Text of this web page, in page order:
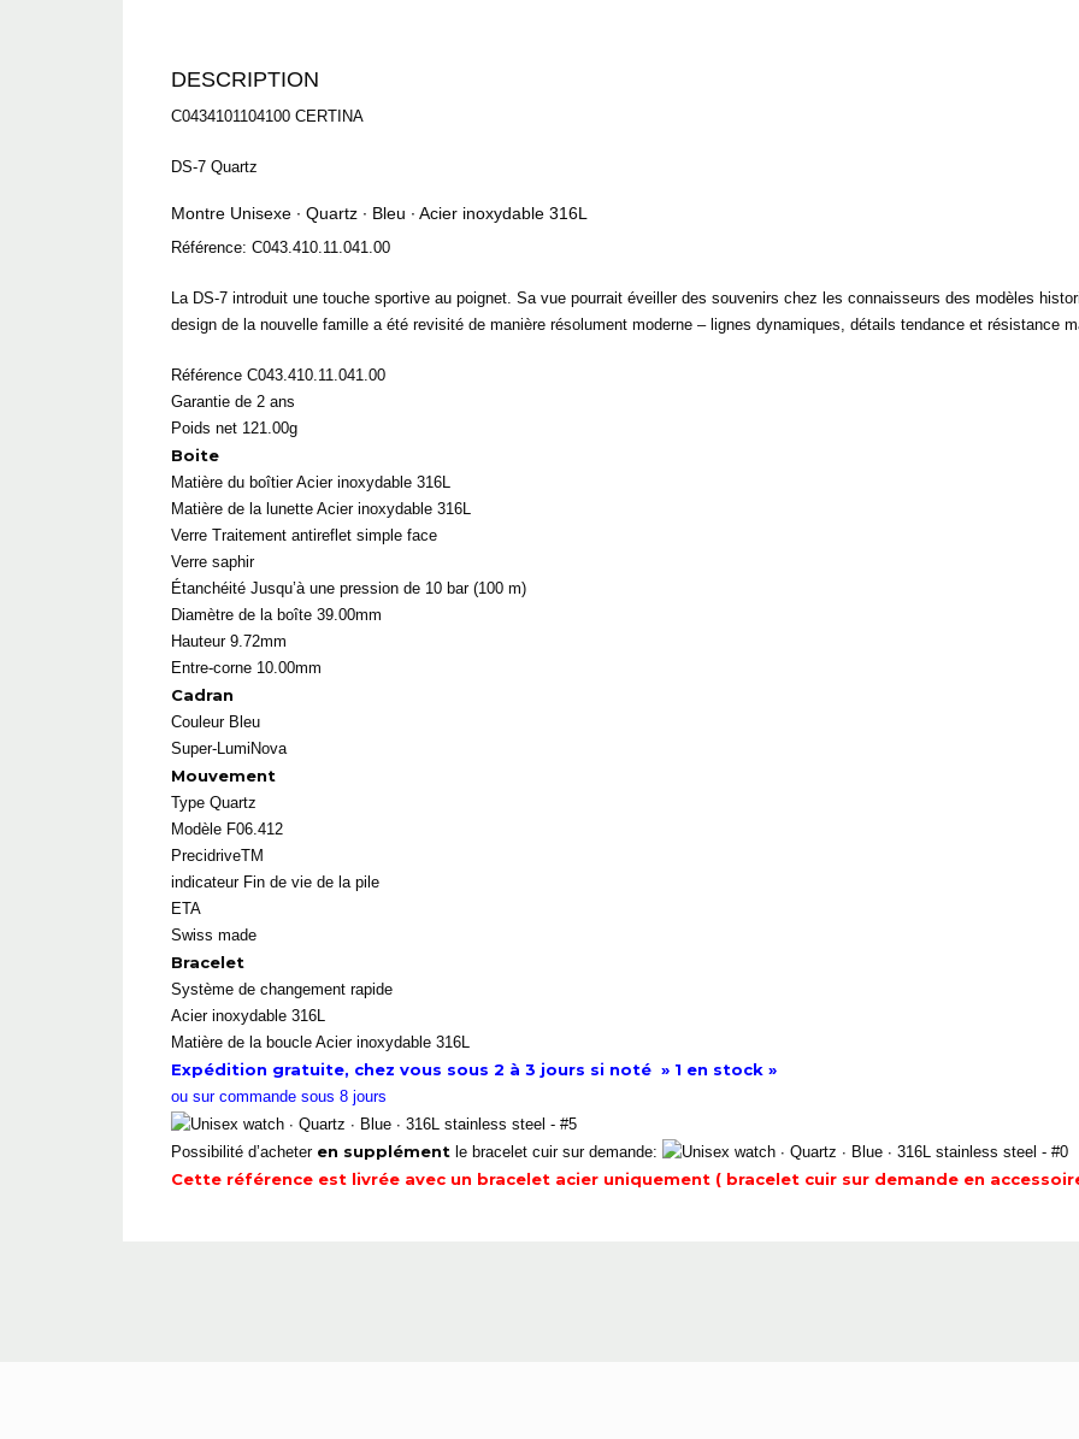
DESCRIPTION
C0434101104100 CERTINA
DS-7 Quartz
Montre Unisexe ∙ Quartz ∙ Bleu ∙ Acier inoxydable 316L
Référence: C043.410.11.041.00
La DS-7 introduit une touche sportive au poignet. Sa vue pourrait éveiller des souvenirs chez les connaisseurs des modèles
design de la nouvelle famille a été revisité de manière résolument moderne – lignes dynamiques, détails tendance et résistance
Référence C043.410.11.041.00
Garantie de 2 ans
Poids net 121.00g
Boite
Matière du boîtierAcier inoxydable 316L
Matière de la lunette Acier inoxydable 316L
Verre Traitement antireflet simple face
Verre saphir
Étanchéité Jusqu’à une pression de 10 bar (100 m)
Diamètre de la boîte 39.00mm
Hauteur 9.72mm
Entre-corne 10.00mm
Cadran
Couleur Bleu
Super-LumiNova
Mouvement
Type Quartz
Modèle F06.412
PrecidriveTM
indicateur Fin de vie de la pile
ETA
Swiss made
Bracelet
Système de changement rapide
Acier inoxydable 316L
Matière de la boucle Acier inoxydable 316L
Expédition gratuite, chez vous sous 2 à 3 jours si noté » 1 en stock »
ou sur commande sous 8 jours
Possibilité d’acheteren supplément le bracelet cuir sur demande:
Cette référence est livrée avec un bracelet acier uniquement ( bracelet cuir sur demande en